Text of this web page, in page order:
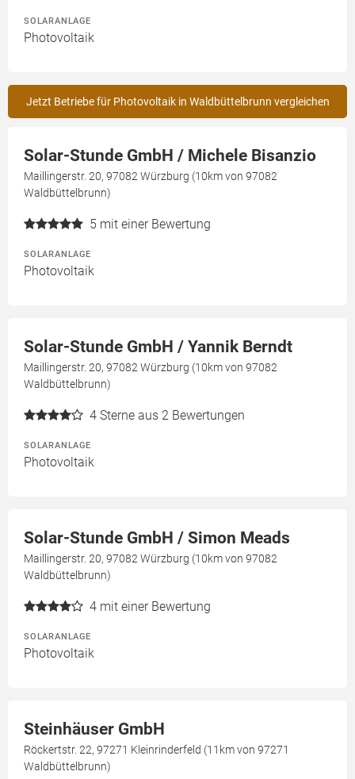
SOLARANLAGE
Photovoltaik
Jetzt Betriebe für Photovoltaik in Waldbüttelbrunn vergleichen
Solar-Stunde GmbH / Michele Bisanzio
Maillingerstr. 20, 97082 Würzburg (10km von 97082
Waldbüttelbrunn)
5 mit einer Bewertung
SOLARANLAGE
Photovoltaik
Solar-Stunde GmbH / Yannik Berndt
Maillingerstr. 20, 97082 Würzburg (10km von 97082
Waldbüttelbrunn)
4 Sterne aus 2 Bewertungen
SOLARANLAGE
Photovoltaik
Solar-Stunde GmbH / Simon Meads
Maillingerstr. 20, 97082 Würzburg (10km von 97082
Waldbüttelbrunn)
4 mit einer Bewertung
SOLARANLAGE
Photovoltaik
Steinhäuser GmbH
Röckertstr. 22, 97271 Kleinrinderfeld (11km von 97271
Waldbüttelbrunn)